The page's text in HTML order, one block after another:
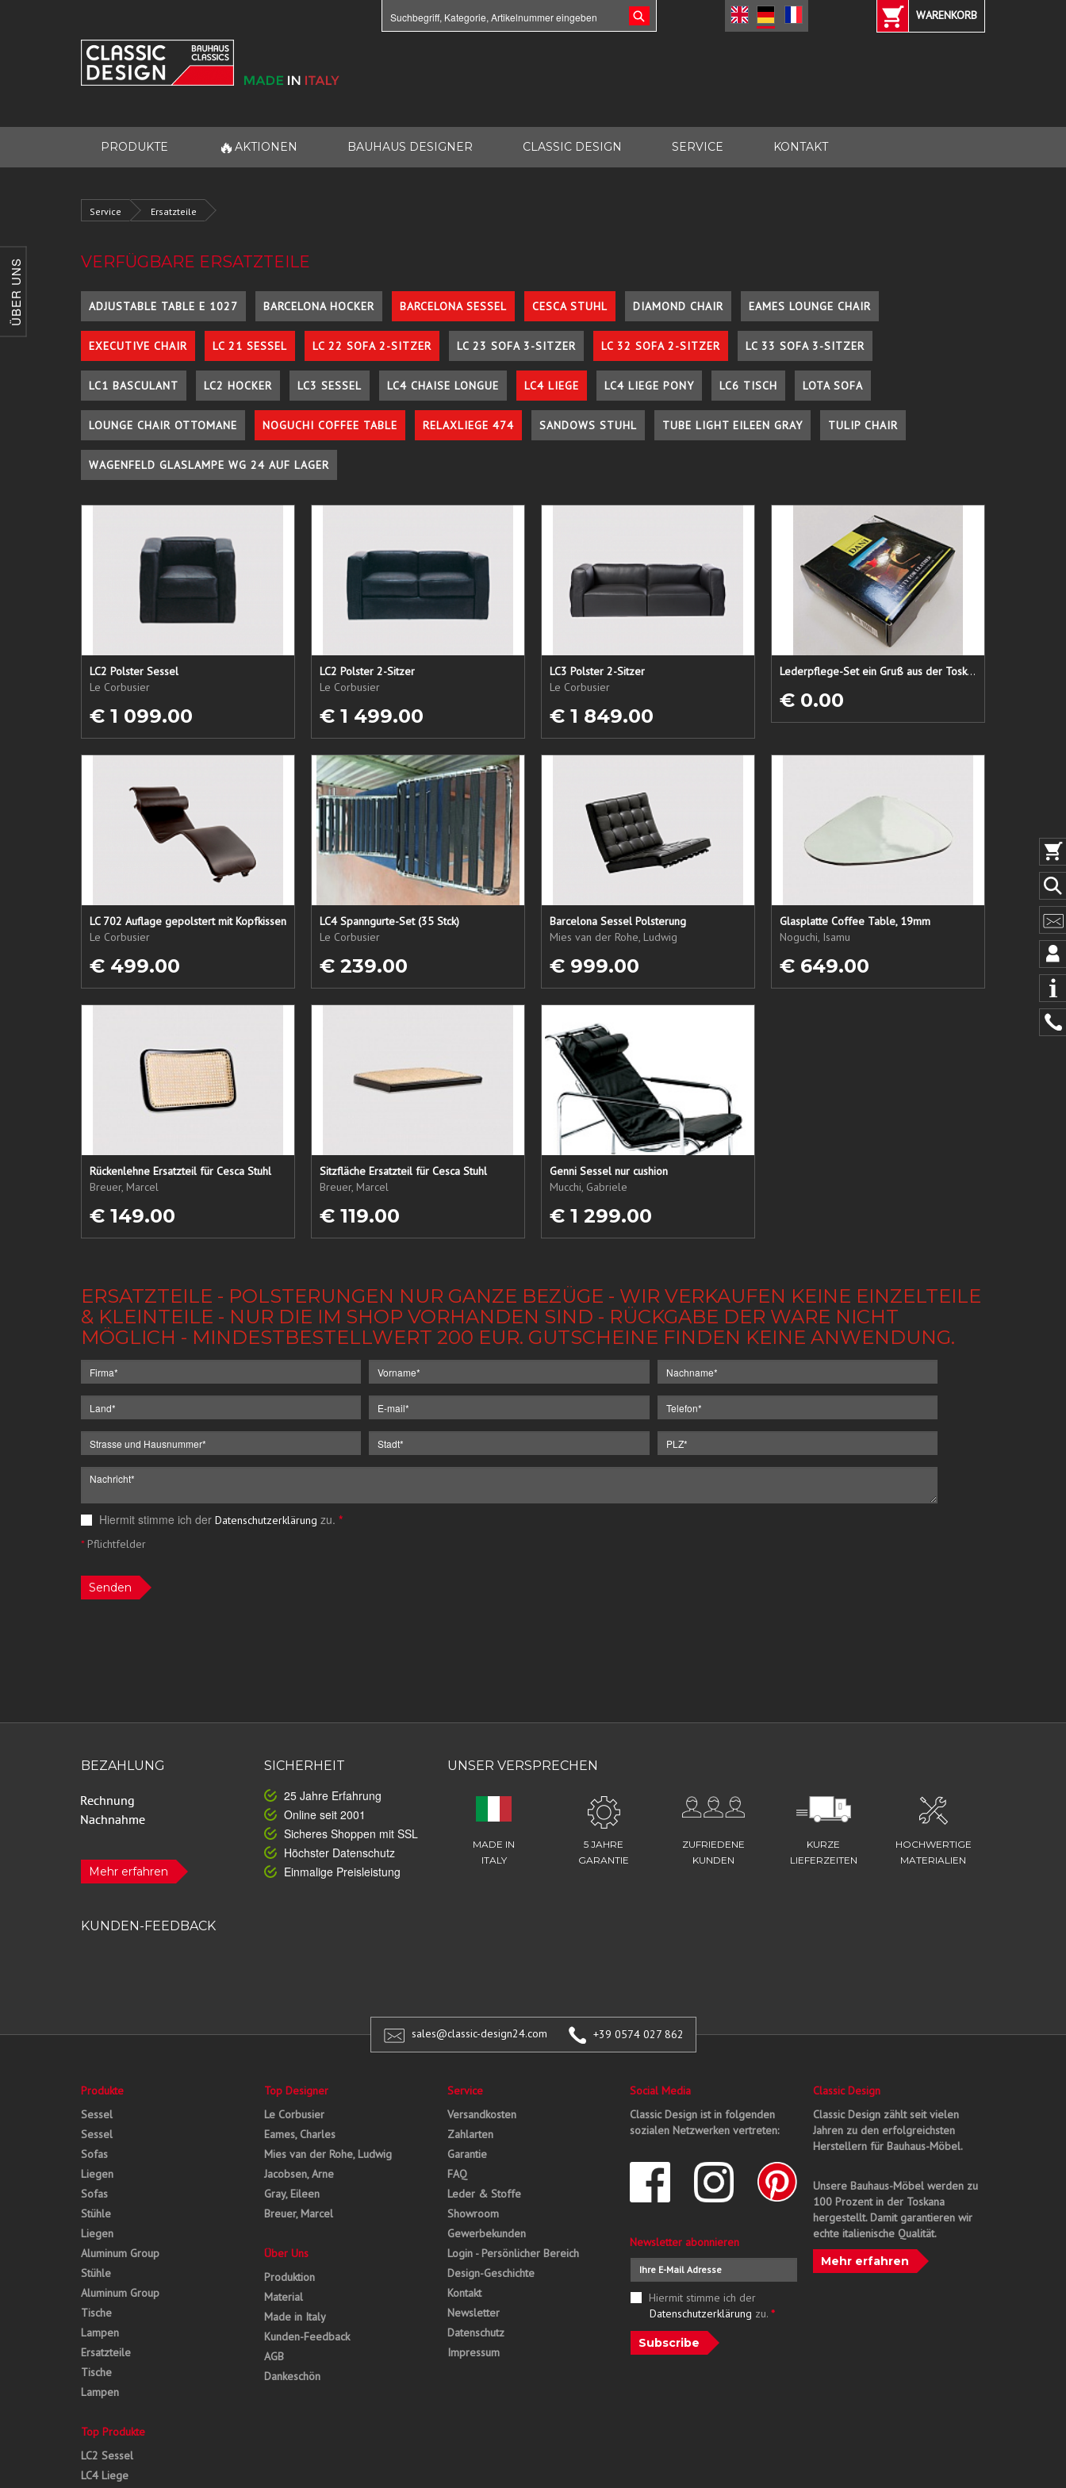
ÜBER UNS
WARENKORB
PRODUKTE 🔥 AKTIONEN BAUHAUS DESIGNER CLASSIC DESIGN SERVICE KONTAKT
Service Ersatzteile
VERFÜGBARE ERSATZTEILE
ADJUSTABLE TABLE E 1027 BARCELONA HOCKER BARCELONA SESSEL CESCA STUHL DIAMOND CHAIR EAMES LOUNGE CHAIR
EXECUTIVE CHAIR LC 21 SESSEL LC 22 SOFA 2-SITZER LC 23 SOFA 3-SITZER LC 32 SOFA 2-SITZER LC 33 SOFA 3-SITZER
LC1 BASCULANT LC2 HOCKER LC3 SESSEL LC4 CHAISE LONGUE LC4 LIEGE LC4 LIEGE PONY LC6 TISCH LOTA SOFA
LOUNGE CHAIR OTTOMANE NOGUCHI COFFEE TABLE RELAXLIEGE 474 SANDOWS STUHL TUBE LIGHT EILEEN GRAY TULIP CHAIR
WAGENFELD GLASLAMPE WG 24 AUF LAGER
LC2 Polster Sessel
Le Corbusier
€ 1 099.00
LC2 Polster 2-Sitzer
Le Corbusier
€ 1 499.00
LC3 Polster 2-Sitzer
Le Corbusier
€ 1 849.00
Lederpflege-Set ein Gruß aus der Toskana...
€ 0.00
LC 702 Auflage gepolstert mit Kopfkissen
Le Corbusier
€ 499.00
LC4 Spanngurte-Set (35 Stck)
Le Corbusier
€ 239.00
Barcelona Sessel Polsterung
Mies van der Rohe, Ludwig
€ 999.00
Glasplatte Coffee Table, 19mm
Noguchi, Isamu
€ 649.00
Rückenlehne Ersatzteil für Cesca Stuhl
Breuer, Marcel
€ 149.00
Sitzfläche Ersatzteil für Cesca Stuhl
Breuer, Marcel
€ 119.00
Genni Sessel nur cushion
Mucchi, Gabriele
€ 1 299.00
ERSATZTEILE - POLSTERUNGEN NUR GANZE BEZÜGE - WIR VERKAUFEN KEINE EINZELTEILE
& KLEINTEILE - NUR DIE IM SHOP VORHANDEN SIND - RÜCKGABE DER WARE NICHT
MÖGLICH - MINDESTBESTELLWERT 200 EUR. GUTSCHEINE FINDEN KEINE ANWENDUNG.
Hiermit stimme ich der Datenschutzerklärung zu. *
*Pflichtfelder
Senden
BEZAHLUNG
Mehr erfahren
SICHERHEIT
25 Jahre Erfahrung
Online seit 2001
Sicheres Shoppen mit SSL
Höchster Datenschutz
Einmalige Preisleistung
UNSER VERSPRECHEN
MADE IN
ITALY
5 JAHRE
GARANTIE
ZUFRIEDENE
KUNDEN
KURZE
LIEFERZEITEN
HOCHWERTIGE
MATERIALIEN
KUNDEN-FEEDBACK
sales@classic-design24.com +39 0574 027 862
Produkte
Sessel
Sessel
Sofas
Liegen
Sofas
Stühle
Liegen
Aluminum Group
Stühle
Aluminum Group
Tische
Lampen
Ersatzteile
Tische
Lampen
Top Produkte
LC2 Sessel
LC4 Liege
Top Designer
Le Corbusier
Eames, Charles
Mies van der Rohe, Ludwig
Jacobsen, Arne
Gray, Eileen
Breuer, Marcel
Über Uns
Produktion
Material
Made in Italy
Kunden-Feedback
AGB
Dankeschön
Service
Versandkosten
Zahlarten
Garantie
FAQ
Leder & Stoffe
Showroom
Gewerbekunden
Login - Persönlicher Bereich
Design-Geschichte
Kontakt
Newsletter
Datenschutz
Impressum
Social Media
Classic Design ist in folgenden
sozialen Netzwerken vertreten:
Newsletter abonnieren
Hiermit stimme ich der
Datenschutzerklärung zu. *
Subscribe
Classic Design
Classic Design zählt seit vielen
Jahren zu den erfolgreichsten
Herstellern für Bauhaus-Möbel.
Unsere Bauhaus-Möbel werden zu
100 Prozent in der Toskana
hergestellt. Damit garantieren wir
echte italienische Qualität.
Mehr erfahren